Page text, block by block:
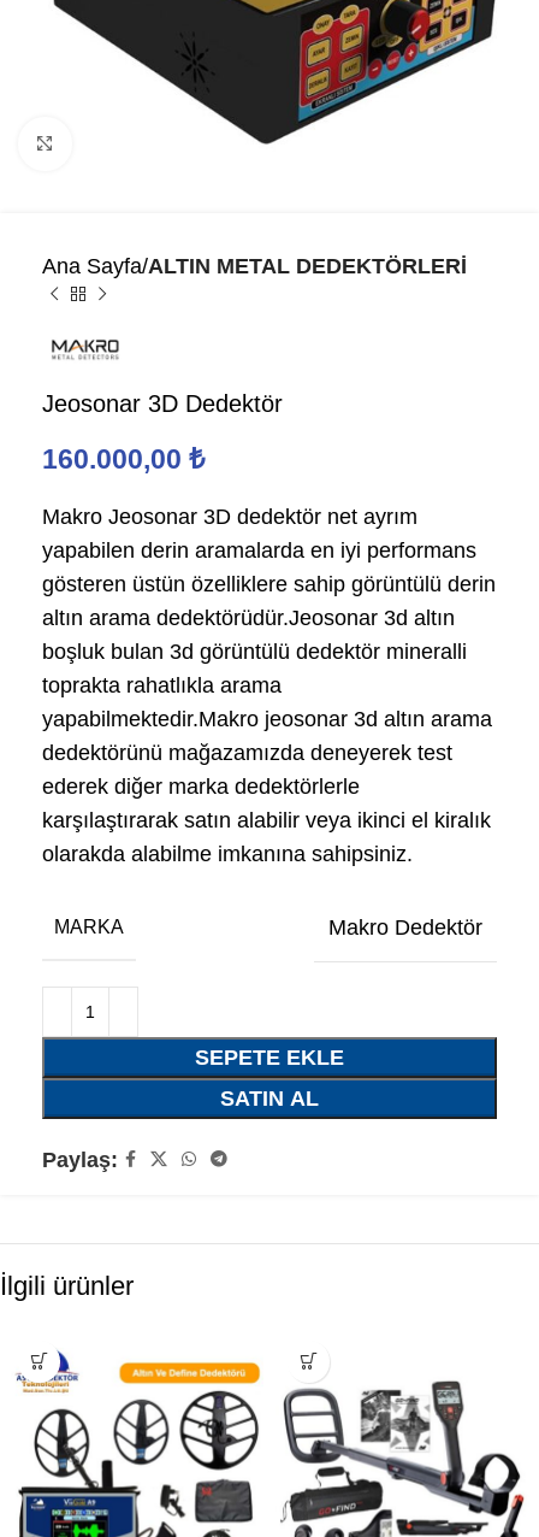
Ana Sayfa ALTIN METAL DEDEKTÖRLERİ
Jeosonar 3D Dedektör
160.000,00 ₺
Makro Jeosonar 3D dedektör net ayrım
yapabilen derin aramalarda en iyi performans
gösteren üstün özelliklere sahip görüntülü derin
altın arama dedektörüdür.Jeosonar 3d altın
boşluk bulan 3d görüntülü dedektör mineralli
toprakta rahatlıkla arama
yapabilmektedir.Makro jeosonar 3d altın arama
dedektörünü mağazamızda deneyerek test
ederek diğer marka dedektörlerle
karşılaştırarak satın alabilir veya ikinci el kiralık
olarakda alabilme imkanına sahipsiniz.
MARKA Makro Dedektör
SEPETE EKLE
SATIN AL
Paylaş:
İlgili ürünler